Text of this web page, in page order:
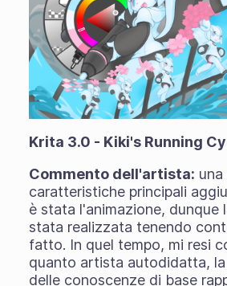
Krita 3.0 - Kiki's Running
Commento dell'artista: una
caratteristiche principali
è stata l'animazione, dunque
stata realizzata tenendo
fatto. In quel tempo, mi resi
quanto artista autodidatta, la
delle conoscenze di base